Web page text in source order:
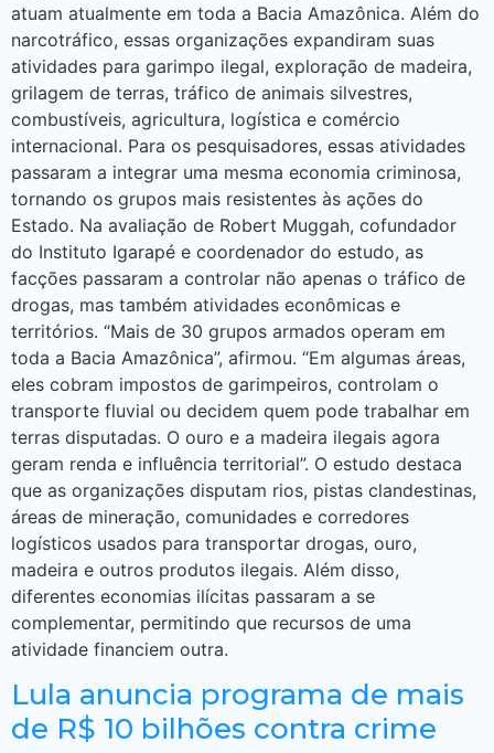
atuam atualmente em toda a Bacia Amazônica. Além do
narcotráfico, essas organizações expandiram suas
atividades para garimpo ilegal, exploração de madeira,
grilagem de terras, tráfico de animais silvestres,
combustíveis, agricultura, logística e comércio
internacional. Para os pesquisadores, essas atividades
passaram a integrar uma mesma economia criminosa,
tornando os grupos mais resistentes às ações do
Estado. Na avaliação de Robert Muggah, cofundador
do Instituto Igarapé e coordenador do estudo, as
facções passaram a controlar não apenas o tráfico de
drogas, mas também atividades econômicas e
territórios. “Mais de 30 grupos armados operam em
toda a Bacia Amazônica”, afirmou. “Em algumas áreas,
eles cobram impostos de garimpeiros, controlam o
transporte fluvial ou decidem quem pode trabalhar em
terras disputadas. O ouro e a madeira ilegais agora
geram renda e influência territorial”. O estudo destaca
que as organizações disputam rios, pistas clandestinas,
áreas de mineração, comunidades e corredores
logísticos usados para transportar drogas, ouro,
madeira e outros produtos ilegais. Além disso,
diferentes economias ilícitas passaram a se
complementar, permitindo que recursos de uma
atividade financiem outra.
Lula anuncia programa de mais
de R$ 10 bilhões contra crime